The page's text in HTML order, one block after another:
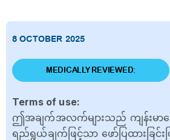
8 OCTOBER 2025
MEDICALLY REVIEWED:
Terms of use:
ဤအချက်အလက်များသည် ကျန်းမာရ
ရည်ရွယ်ချက်ဖြင့်သာ ဖော်ပြထားခြင်း